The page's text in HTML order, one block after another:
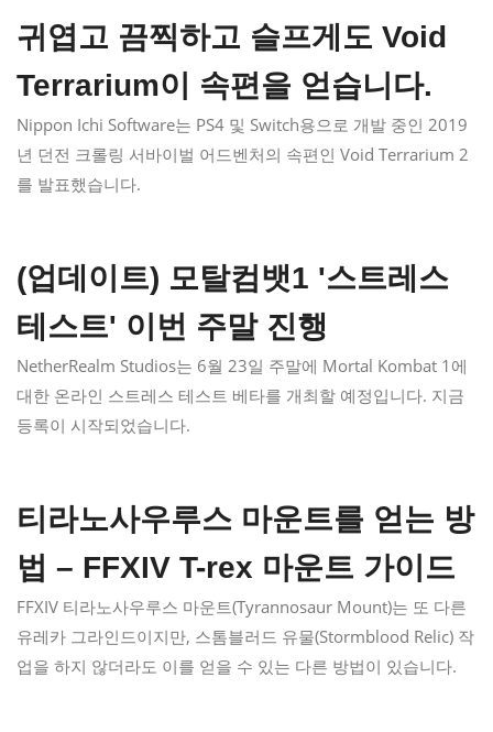
귀엽고 끔찍하고 슬프게도 Void
Terrarium이 속편을 얻습니다.
Nippon Ichi Software는 PS4 및 Switch용으로 개발 중인 2019
년 던전 크롤링 서바이벌 어드벤처의 속편인 Void Terrarium 2
를 발표했습니다.
(업데이트) 모탈컴뱃1 '스트레스
테스트' 이번 주말 진행
NetherRealm Studios는 6월 23일 주말에 Mortal Kombat 1에
대한 온라인 스트레스 테스트 베타를 개최할 예정입니다. 지금
등록이 시작되었습니다.
티라노사우루스 마운트를 얻는 방
법 – FFXIV T-rex 마운트 가이드
FFXIV 티라노사우루스 마운트(Tyrannosaur Mount)는 또 다른
유레카 그라인드이지만, 스톰블러드 유물(Stormblood Relic) 작
업을 하지 않더라도 이를 얻을 수 있는 다른 방법이 있습니다.